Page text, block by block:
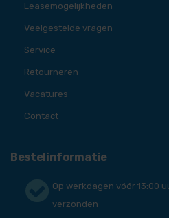
Leasemogelijkheden
Veelgestelde vragen
Service
Retourneren
Vacatures
Contact
Bestelinformatie
Op werkdagen vóór 13:00
verzonden